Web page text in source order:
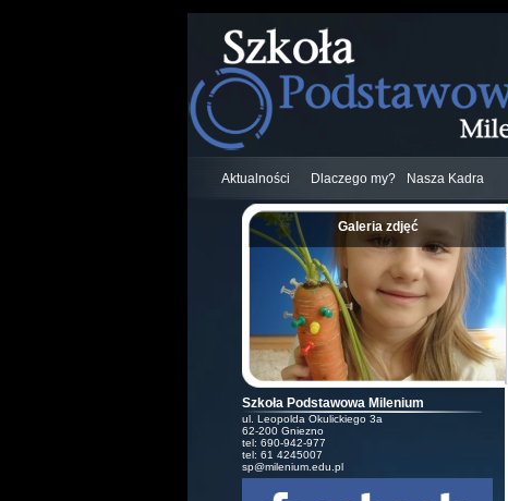
Aktualności Dlaczego my? Nasza Kadra
Galeria zdjęć
Szkoła Podstawowa Milenium
ul. Leopolda Okulickiego 3a
62-200 Gniezno
tel: 690-942-977
tel: 61 4245007
sp@milenium.edu.pl